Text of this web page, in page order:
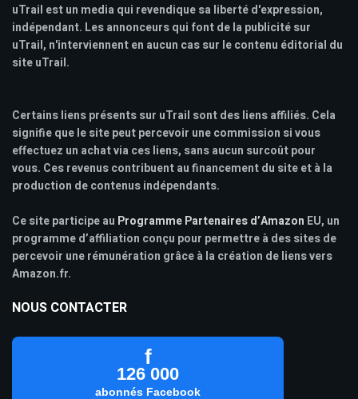
uTrail est un media qui revendique sa liberté d'expression,
indépendant. Les annonceurs qui font de la publicité sur
uTrail, n'interviennent en aucun cas sur le contenu éditorial du
site uTrail.
Certains liens présents sur uTrail sont des liens affiliés. Cela
signifie que le site peut percevoir une commission si vous
effectuez un achat via ces liens, sans aucun surcoût pour
vous. Ces revenus contribuent au financement du site et à la
production de contenus indépendants.
Ce site participe au Programme Partenaires d’Amazon EU, un
programme d’affiliation conçu pour permettre à des sites de
percevoir une rémunération grâce à la création de liens vers
Amazon.fr.
NOUS CONTACTER
f
126 000
abonnés Facebook